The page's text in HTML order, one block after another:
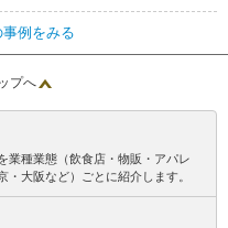
例をみる
プへ
業種業態（飲食店・物販・アパレ
大阪など）ごとに紹介します。